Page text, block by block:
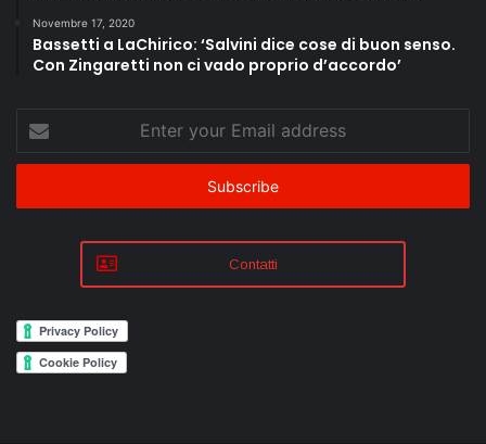
Novembre 17, 2020
Bassetti a LaChirico: ‘Salvini dice cose di buon senso.
Con Zingaretti non ci vado proprio d’accordo’
your
Email
Contatti